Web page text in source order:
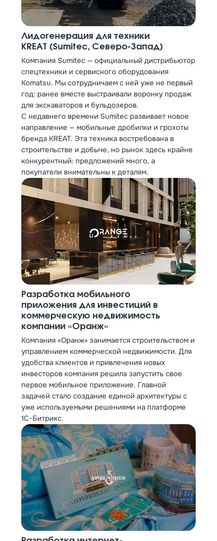
Лидогенерация для техники
KREAT (Sumitec, Северо-Запад)
Компания Sumitec — официальный дистрибьютор
спецтехники и сервисного оборудования
Komatsu. Мы сотрудничаем с ней уже не первый
год: ранее вместе выстраивали воронку продаж
для экскаваторов и бульдозеров.
С недавнего времени Sumitec развивает новое
направление — мобильные дробилки и грохоты
бренда KREAT. Эта техника востребована в
строительстве и добыче, но рынок здесь крайне
конкурентный: предложений много, а
покупатели внимательны к деталям.
Разработка мобильного
приложения для инвестиций в
коммерческую недвижимость
компании «Оранж»
Компания «Оранж» занимается строительством и
управлением коммерческой недвижимости. Для
удобства клиентов и привлечения новых
инвесторов компания решила запустить свое
первое мобильное приложение. Главной
задачей стало создание единой архитектуры с
уже используемыми решениями на платформе
1С-Битрикс.